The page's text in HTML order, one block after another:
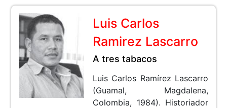
Luis Carlos
Ramirez Lascarro
A tres tabacos
Luis Carlos Ramírez Lascarro
(Guamal, Magdalena,
Colombia, 1984). Historiador